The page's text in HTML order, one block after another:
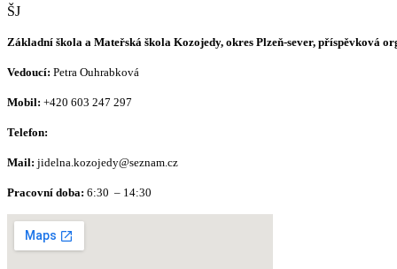
ŠJ
Základní škola a Mateřská škola Kozojedy, okres Plzeň-sever, příspěvková
Vedoucí: Petra Ouhrabková
Mobil: +420 603 247 297
Telefon:
Mail: jidelna.kozojedy@seznam.cz
Pracovní doba: 6:30 – 14:30